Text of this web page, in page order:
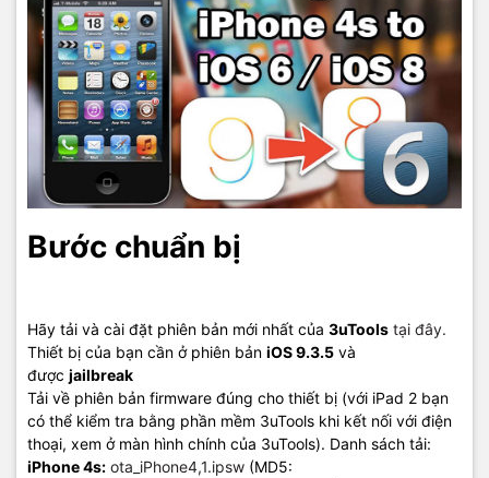
Bước chuẩn bị
Hãy tải và cài đặt phiên bản mới nhất của 3uTools tại đây.
Thiết bị của bạn cần ở phiên bản iOS 9.3.5 và
được jailbreak
Tải về phiên bản firmware đúng cho thiết bị (với iPad 2 bạn
có thể kiểm tra bằng phần mềm 3uTools khi kết nối với điện
thoại, xem ở màn hình chính của 3uTools). Danh sách tải:
iPhone 4s: ota_iPhone4,1.ipsw (MD5: